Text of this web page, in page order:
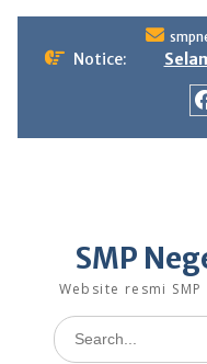
to
Notice:
SMP
Website resmi
Search
for: